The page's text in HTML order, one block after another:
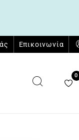
Επικοινωνία
0